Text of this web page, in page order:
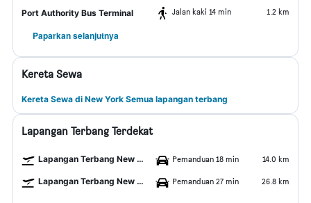
Port Authority Bus Terminal Jalan kaki 14 min 1.2 km
Paparkan selanjutnya
Kereta Sewa
Kereta Sewa di New York Semua lapangan terbang
Lapangan Terbang Terdekat
Lapangan Terbang New York LaGuardia Pemanduan 18 min 14.0 km
Lapangan Terbang New York John F. Kennedy Pemanduan 27 min 26.8 km